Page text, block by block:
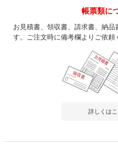
帳票類に
お見積書、領収書、請求書、納品
す。ご注文時に備考欄よりご依頼
詳しくはこ